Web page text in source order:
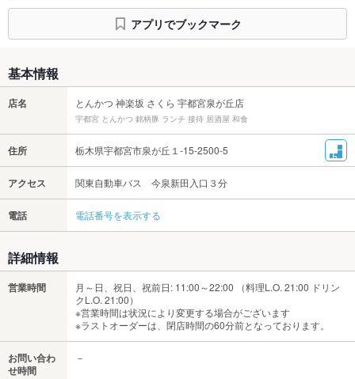
アプリでブックマーク
基本情報
店名 とんかつ 神楽坂 さくら 宇都宮泉が丘店
宇都宮 とんかつ 銘柄豚 ランチ 接待 居酒屋 和食
住所 栃木県宇都宮市泉が丘１-15-2500-5
アクセス 関東自動車バス 今泉新田入口３分
電話 電話番号を表示する
詳細情報
営業時間
月～日、祝日、祝前日: 11:00～22:00 （料理L.O. 21:00 ドリン
クL.O. 21:00）
※営業時間は状況により変更する場合がございます
※ラストオーダーは、閉店時間の60分前となっております。
お問い合わ
せ時間
－